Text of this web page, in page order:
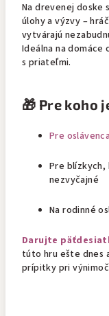
Na drevenej doske
úlohy a výzvy –
vytvárajú
Ideálna na
s priateľmi.
🎁 Pre koho
Pre
Pre
nezvyčajné
Na rodinné
Darujte
túto hru ešte dnes
prípitky pri